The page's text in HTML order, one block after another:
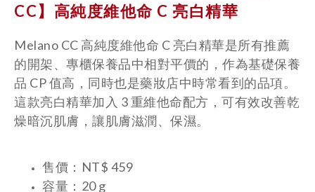
CC】 高純度維他命 C 亮白精華
Melano CC 高純度維他命 C 亮白精華是所有推薦
的開架、專櫃保養品中相對平價的，作為基礎保養
品 CP 值高，同時也是藥妝店中時常看到的品項。
這款亮白精華加入 3 重維他命配方，可有效改善乾
燥暗沉肌膚，讓肌膚滋潤、保濕。
售價：NT$ 459
容量：20 g